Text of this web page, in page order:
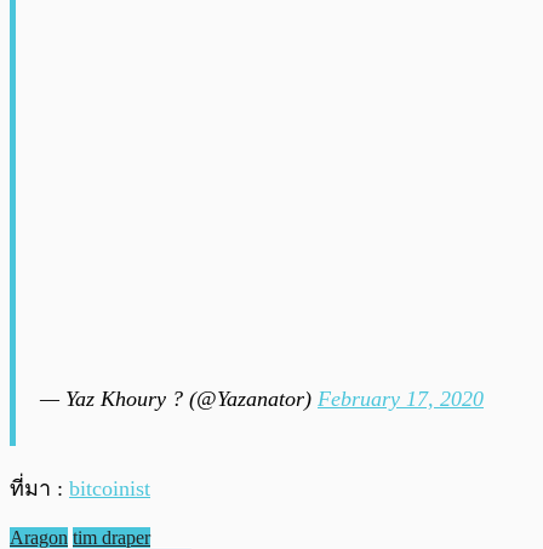
— Yaz Khoury ? (@Yazanator) February 17, 2020
ที่มา : bitcoinist
Aragon tim draper